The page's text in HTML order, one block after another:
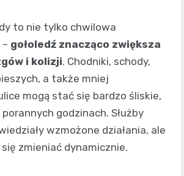
to nie tylko chwilowa
gołoledź znacząco zwiększa
i kolizji. Chodniki, schody,
a także mniej
mogą stać się bardzo śliskie,
godzinach. Służby
wzmożone działania, ale
zmieniać dynamicznie.